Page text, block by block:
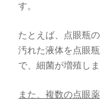
す。
たとえば、点眼瓶
汚れた液体を点眼
で、細菌が増殖しま
また、複数の点眼